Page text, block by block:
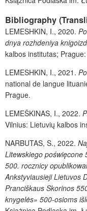
Bibliography
LEMESHKIN, I., 2020.
dnya rozhdeniya
kalbos institutas;
LEMESHKIN, I., 2021.
national de langue
Prague.
LEMEŠKINAS, I., 2022.
Vilnius: Lietuvių kalbos
NARBUTAS, S., 2022.
Litewskiego poświęcone
500. rocznicy
Ankstyviausieji Lietuvos
Pranciškaus Skorinos
knygelės» 500-osioms